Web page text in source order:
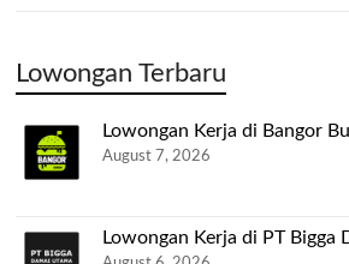
Lowongan Terbaru
Lowongan Kerja di Bangor
August 7, 2026
Lowongan Kerja di PT Bigga